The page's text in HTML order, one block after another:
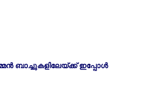
ബാച്ചുകളിലേയ്ക്ക് ഇപ്പോള്‍